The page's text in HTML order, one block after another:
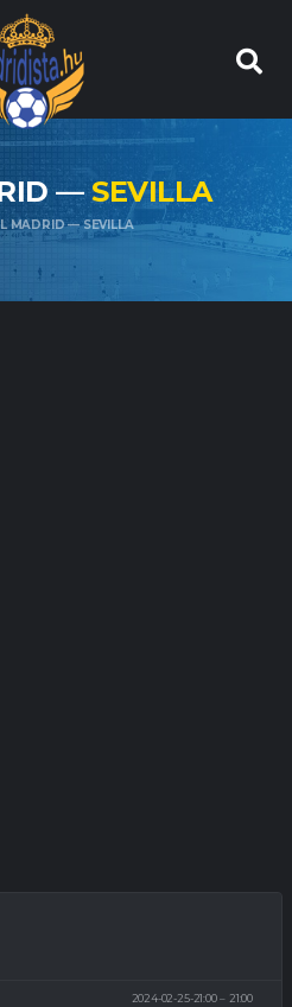
—SEVILLA
MADRID — SEVILLA
2024-02-25-21:00 21:00